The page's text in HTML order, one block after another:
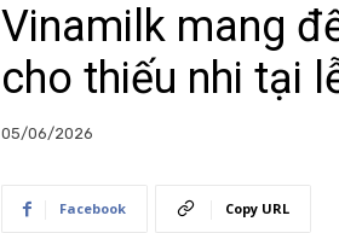
Vinamilk mang
cho thiếu nhi tại
05/06/2026
Facebook Copy URL